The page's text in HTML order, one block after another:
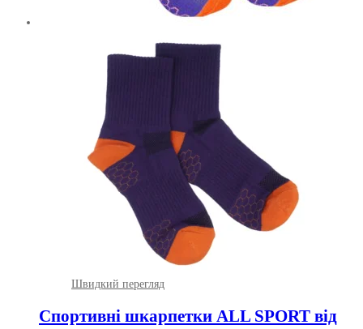
Швидкий перегляд
Спортивні шкарпетки ALL SPORT від